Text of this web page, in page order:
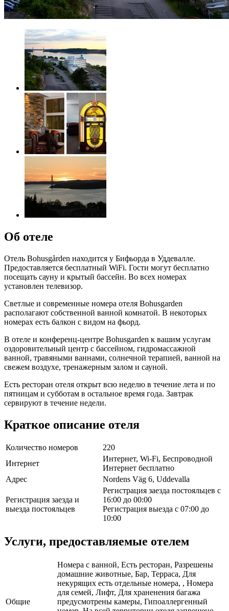
Об отеле
Отель Bohusgården находится у Бифьорда в Уддевалле.
Предоставляется бесплатный WiFi. Гости могут бесплатно
посещать сауну и крытый бассейн. Во всех номерах
установлен телевизор.
Светлые и современные номера отеля Bohusgarden
располагают собственной ванной комнатой. В некоторых
номерах есть балкон с видом на фьорд.
В отеле и конференц-центре Bohusgarden к вашим услугам
оздоровительный центр с бассейном, гидромассажной
ванной, травяными ваннами, солнечной терапией, ванной на
свежем воздухе, тренажерным залом и сауной.
Есть ресторан отеля открыт всю неделю в течение лета и по
пятницам и субботам в остальное время года. Завтрак
сервируют в течение недели.
Краткое описание отеля
Количество номеров
220
Интернет
Интернет, Wi-Fi, Беспроводной
Интернет бесплатно
Адрес
Nordens Väg 6, Uddevalla
Регистрация заезда и
выезда постояльцев
Регистрация заезда постояльцев с
16:00 до 00:00
Регистрация выезда с 07:00 до
10:00
Услуги, предоставляемые отелем
Общие
Номера с ванной, Есть ресторан, Разрешены
домашние животные, Бар, Терраса, Для
некурящих есть отдельные номера, , Номера
для семей, Лифт, Для храненения багажа
предусмотрены камеры, Гипоаллергенный